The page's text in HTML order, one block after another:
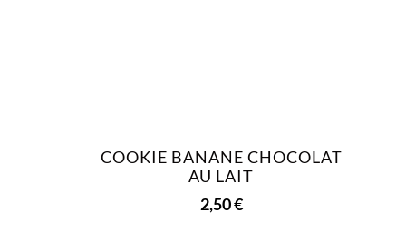
COOKIE BANANE CHOCOLAT
AU LAIT
2,50€